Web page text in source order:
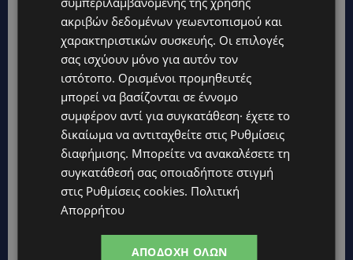
ακριβών δεδομένων γεωεντοπισμού και
χαρακτηριστικών συσκευής. Οι επιλογές
σας ισχύουν μόνο για αυτόν τον
ιστότοπο. Ορισμένοι προμηθευτές
μπορεί να βασίζονται σε έννομο
συμφέρον αντί για συγκατάθεση· έχετε το
δικαίωμα να αντιταχθείτε στις Ρυθμίσεις
διαφήμισης. Μπορείτε να ανακαλέσετε τη
συγκατάθεσή σας οποιαδήποτε στιγμή
στις Ρυθμίσεις cookies. Πολιτική
Απορρήτου
ΑΠΟΔΟΧΉ ΌΛΩΝ